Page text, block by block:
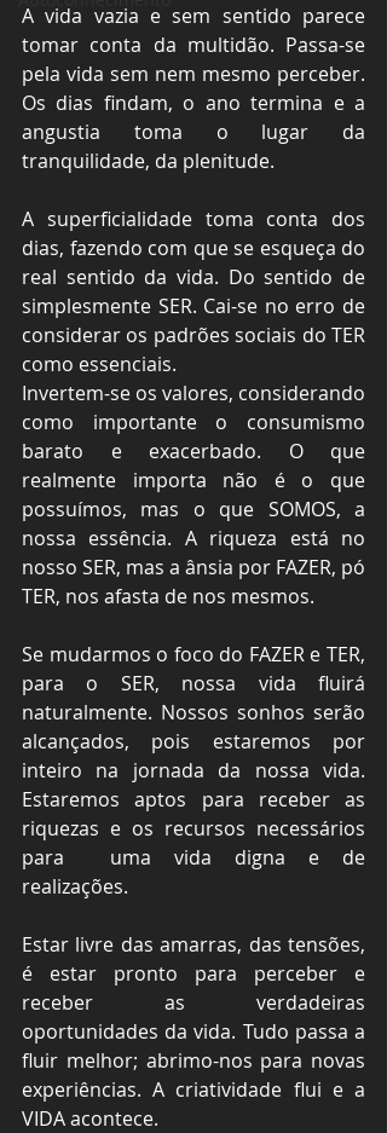
A vida vazia e sem sentido parece
tomar conta da multidão. Passa-se
pela vida sem nem mesmo perceber.
Os dias findam, o ano termina e a
angustia toma o lugar da
tranquilidade, da plenitude.
A superficialidade toma conta dos
dias, fazendo com que se esqueça do
real sentido da vida. Do sentido de
simplesmente SER. Cai-se no erro de
considerar os padrões sociais do TER
como essenciais.
Invertem-se os valores, considerando
como importante o consumismo
barato e exacerbado. O que
realmente importa não é o que
possuímos, mas o que SOMOS, a
nossa essência. A riqueza está no
nosso SER, mas a ânsia por FAZER, pó
TER, nos afasta de nos mesmos.
Se mudarmos o foco do FAZER e TER,
para o SER, nossa vida fluirá
naturalmente. Nossos sonhos serão
alcançados, pois estaremos por
inteiro na jornada da nossa vida.
Estaremos aptos para receber as
riquezas e os recursos necessários
para  uma vida digna e de
realizações.
Estar livre das amarras, das tensões,
é estar pronto para perceber e
receber as verdadeiras
oportunidades da vida. Tudo passa a
fluir melhor; abrimo-nos para novas
experiências. A criatividade flui e a
VIDA acontece.